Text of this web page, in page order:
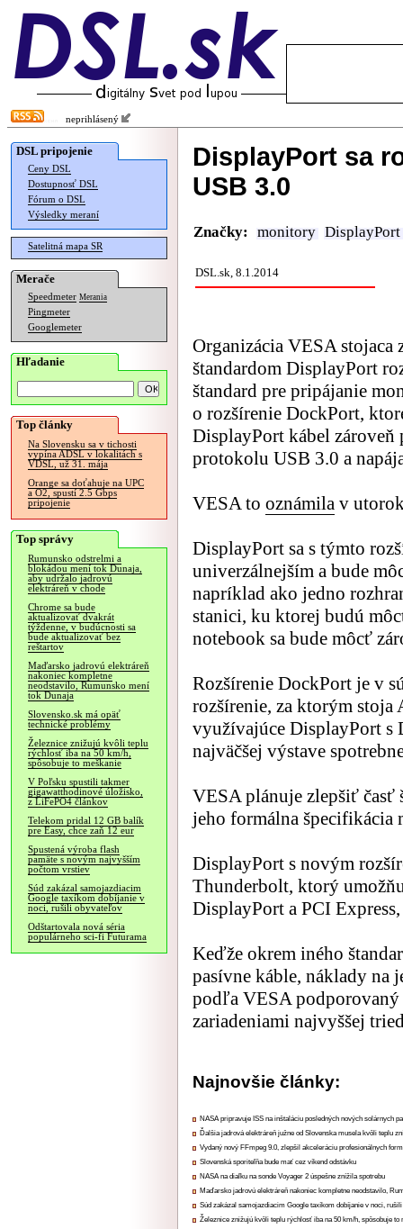
neprihlásený
DSL pripojenie
Ceny DSL
Dostupnosť DSL
Fórum o DSL
Výsledky meraní
Satelitná mapa SR
Merače
Speedmeter Merania
Pingmeter
Googlemeter
Hľadanie
Top články
Na Slovensku sa v tichosti
vypína ADSL v lokalitách s
VDSL, už 31. mája
Orange sa doťahuje na UPC
a O2, spustí 2.5 Gbps
pripojenie
Top správy
Rumunsko odstrelmi a
blokádou mení tok Dunaja,
aby udržalo jadrovú
elektráreň v chode
Chrome sa bude
aktualizovať dvakrát
týždenne, v budúcnosti sa
bude aktualizovať bez
reštartov
Maďarsko jadrovú elektráreň
nakoniec kompletne
neodstavilo, Rumunsko mení
tok Dunaja
Slovensko.sk má opäť
technické problémy
Železnice znižujú kvôli teplu
rýchlosť iba na 50 km/h,
spôsobuje to meškanie
V Poľsku spustili takmer
gigawatthodinové úložisko,
z LiFePO4 článkov
Telekom pridal 12 GB balík
pre Easy, chce zaň 12 eur
Spustená výroba flash
pamäte s novým najvyšším
počtom vrstiev
Súd zakázal samojazdiacim
Google taxíkom dobíjanie v
noci, rušili obyvateľov
Odštartovala nová séria
populárneho sci-fi Futurama
DisplayPort sa
USB 3.0
Značky: monitory DisplayPort
DSL.sk, 8.1.2014
Organizácia VESA stojaca
štandardom DisplayPort
štandard pre pripájanie
o rozšírenie DockPort,
DisplayPort kábel zároveň
protokolu USB 3.0 a
VESA to oznámila v
DisplayPort sa s týmto
univerzálnejším a bude
napríklad ako jedno
stanici, ku ktorej budú
notebook sa bude môcť
Rozšírenie DockPort je v
rozšírenie, za ktorým stoja
využívajúce DisplayPort s
najväčšej výstave
VESA plánuje zlepšiť časť
jeho formálna
DisplayPort s novým
Thunderbolt, ktorý
DisplayPort a PCI
Keďže okrem iného
pasívne káble, náklady
podľa VESA podporovaný
zariadeniami najvyššej
Najnovšie články:
NASA pripravuje ISS na inštaláciu posledných nových solárnych
Ďalšia jadrová elektráreň južne od Slovenska musela kvôli teplu
Vydaný nový FFmpeg 9.0, zlepšil akceleráciu profesionálnych
Slovenská sporiteľňa bude mať cez víkend odstávku
NASA na diaľku na sonde Voyager 2 úspešne znížila spotrebu
Maďarsko jadrovú elektráreň nakoniec kompletne neodstavilo,
Súd zakázal samojazdiacim Google taxíkom dobíjanie v noci,
Železnice znižujú kvôli teplu rýchlosť iba na 50 km/h, spôsobuje to